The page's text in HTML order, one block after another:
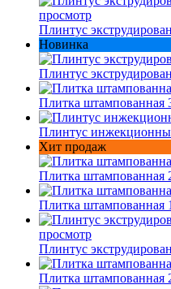
просмотр
Плинтус
Новинка
Плинтус
Плитка штампованная
Плинтус
Хит продаж
Плитка штампованная
Плитка штампованная
просмотр
Плинтус
Плитка штампованная